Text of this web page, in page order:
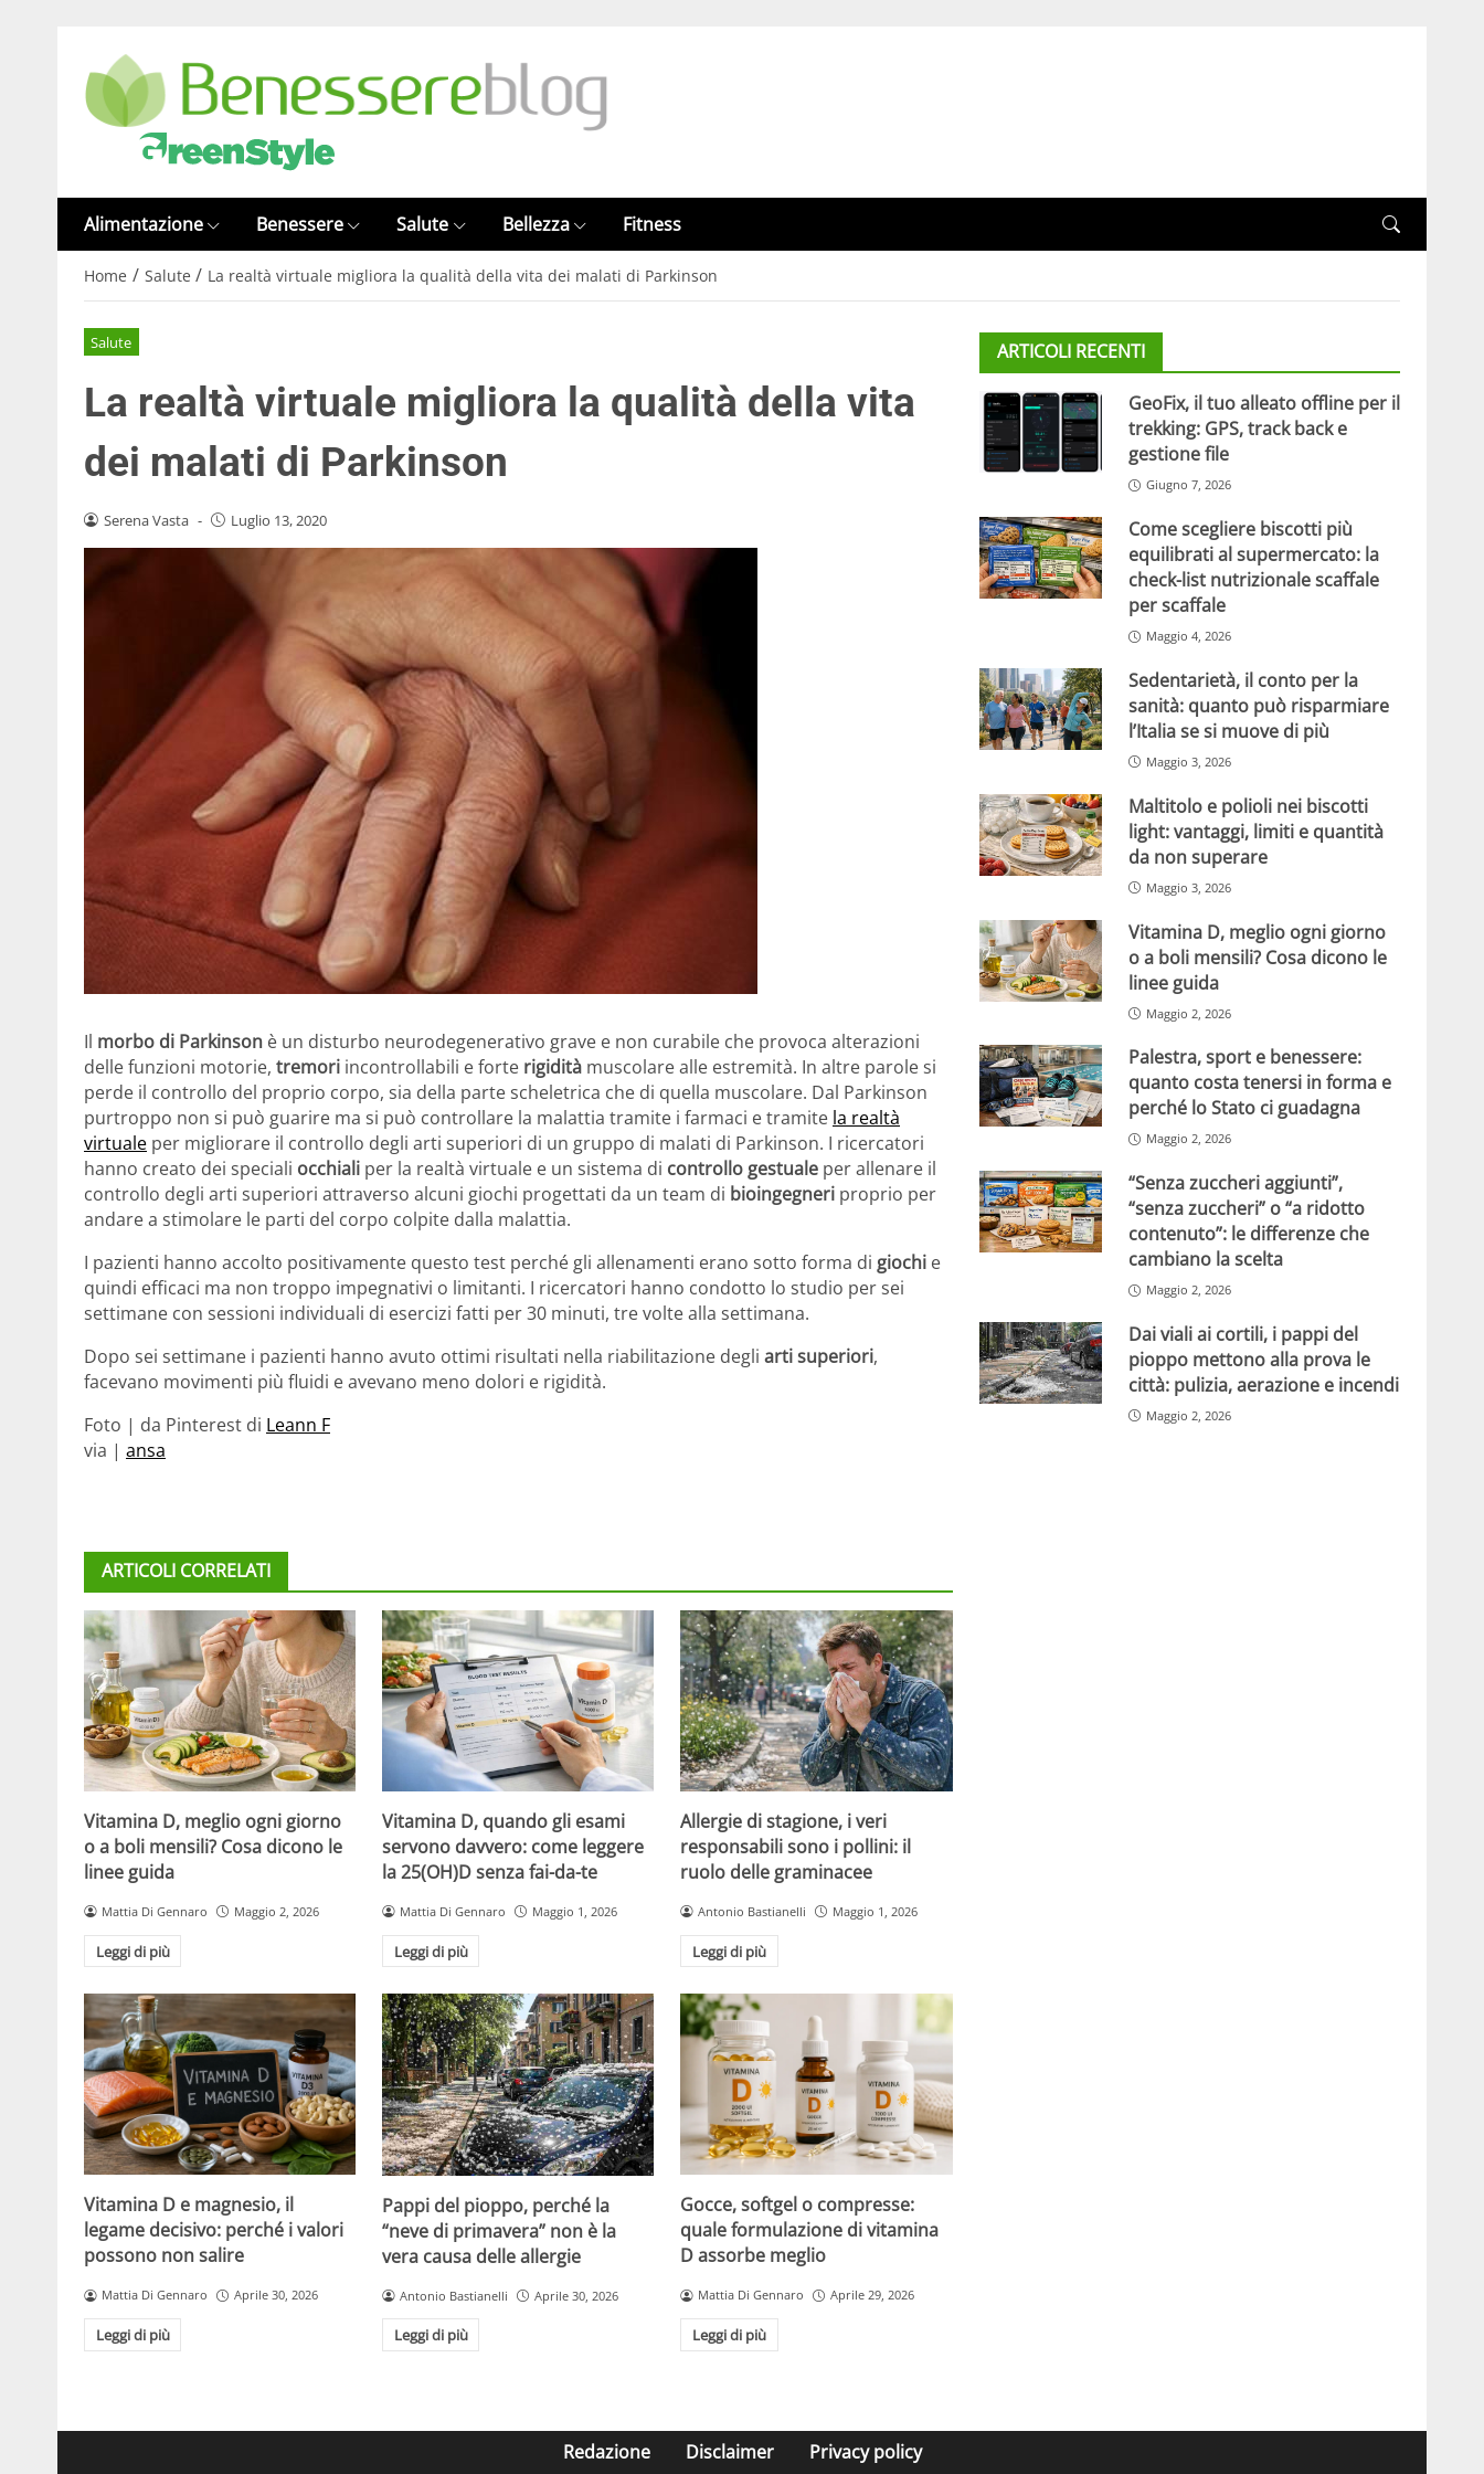
Alimentazione Benessere Salute Bellezza Fitness
Home / Salute / La realtà virtuale migliora la qualità della vita dei malati di Parkinson
Salute
La realtà virtuale migliora la qualità della vita
dei malati di Parkinson
Serena Vasta - Luglio 13, 2020
Il morbo di Parkinson è un disturbo neurodegenerativo grave e non curabile che provoca alterazioni
delle funzioni motorie, tremori incontrollabili e forte rigidità muscolare alle estremità. In altre parole si
perde il controllo del proprio corpo, sia della parte scheletrica che di quella muscolare. Dal Parkinson
purtroppo non si può guarire ma si può controllare la malattia tramite i farmaci e tramite la realtà
virtuale per migliorare il controllo degli arti superiori di un gruppo di malati di Parkinson. I ricercatori
hanno creato dei speciali occhiali per la realtà virtuale e un sistema di controllo gestuale per allenare il
controllo degli arti superiori attraverso alcuni giochi progettati da un team di bioingegneri proprio per
andare a stimolare le parti del corpo colpite dalla malattia.
I pazienti hanno accolto positivamente questo test perché gli allenamenti erano sotto forma di giochi e
quindi efficaci ma non troppo impegnativi o limitanti. I ricercatori hanno condotto lo studio per sei
settimane con sessioni individuali di esercizi fatti per 30 minuti, tre volte alla settimana.
Dopo sei settimane i pazienti hanno avuto ottimi risultati nella riabilitazione degli arti superiori,
facevano movimenti più fluidi e avevano meno dolori e rigidità.
Foto | da Pinterest di Leann F
via | ansa
ARTICOLI CORRELATI
Vitamina D, meglio ogni giorno
o a boli mensili? Cosa dicono le
linee guida
Mattia Di Gennaro Maggio 2, 2026
Leggi di più
Vitamina D, quando gli esami
servono davvero: come leggere
la 25(OH)D senza fai-da-te
Mattia Di Gennaro Maggio 1, 2026
Leggi di più
Allergie di stagione, i veri
responsabili sono i pollini: il
ruolo delle graminacee
Antonio Bastianelli Maggio 1, 2026
Leggi di più
Vitamina D e magnesio, il
legame decisivo: perché i valori
possono non salire
Mattia Di Gennaro Aprile 30, 2026
Leggi di più
Pappi del pioppo, perché la
“neve di primavera” non è la
vera causa delle allergie
Antonio Bastianelli Aprile 30, 2026
Leggi di più
Gocce, softgel o compresse:
quale formulazione di vitamina
D assorbe meglio
Mattia Di Gennaro Aprile 29, 2026
Leggi di più
ARTICOLI RECENTI
GeoFix, il tuo alleato offline per il
trekking: GPS, track back e
gestione file
Giugno 7, 2026
Come scegliere biscotti più
equilibrati al supermercato: la
check-list nutrizionale scaffale
per scaffale
Maggio 4, 2026
Sedentarietà, il conto per la
sanità: quanto può risparmiare
l’Italia se si muove di più
Maggio 3, 2026
Maltitolo e polioli nei biscotti
light: vantaggi, limiti e quantità
da non superare
Maggio 3, 2026
Vitamina D, meglio ogni giorno
o a boli mensili? Cosa dicono le
linee guida
Maggio 2, 2026
Palestra, sport e benessere:
quanto costa tenersi in forma e
perché lo Stato ci guadagna
Maggio 2, 2026
“Senza zuccheri aggiunti”,
“senza zuccheri” o “a ridotto
contenuto”: le differenze che
cambiano la scelta
Maggio 2, 2026
Dai viali ai cortili, i pappi del
pioppo mettono alla prova le
città: pulizia, aerazione e incendi
Maggio 2, 2026
Redazione Disclaimer Privacy policy